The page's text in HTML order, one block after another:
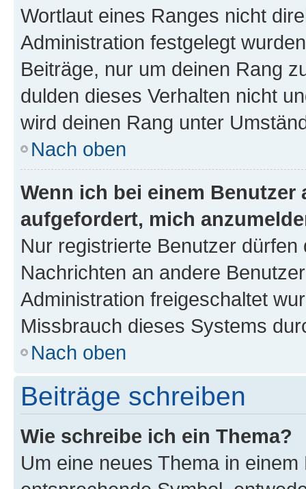
Wortlaut eines Ranges nicht
Administration festgelegt
Beiträge, nur um deinen Rang
dulden dieses Verhalten nicht
wird deinen Rang unter
Nach oben
Wenn ich bei einem
aufgefordert, mich
Nur registrierte Benutzer
Nachrichten an andere
Administration freigeschaltet
Missbrauch dieses Systems
Nach oben
Beiträge schreiben
Wie schreibe ich ein Thema?
Um eine neues Thema in